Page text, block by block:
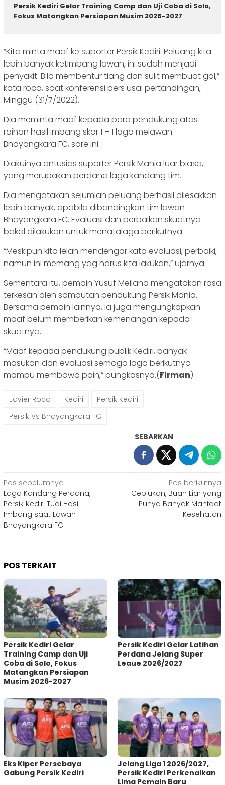
Persik Kediri Gelar Training Camp dan Uji Coba di Solo,
Fokus Matangkan Persiapan Musim 2026-2027
“Kita minta maaf ke suporter Persik Kediri. Peluang kita
lebih banyak ketimbang lawan, ini sudah menjadi
penyakit. Bila membentur tiang dan sulit membuat gol,”
kata roca, saat konferensi pers usai pertandingan,
Minggu (31/7/2022).
Dia meminta maaf kepada para pendukung atas
raihan hasil imbang skor 1 – 1 laga melawan
Bhayangkara FC, sore ini.
Diakuinya antusias suporter Persik Mania luar biasa,
yang merupakan perdana laga kandang tim.
Dia mengatakan sejumlah peluang berhasil dilesakkan
lebih banyak, apabila dibandingkan tim lawan
Bhayangkara FC. Evaluasi dan perbaikan skuatnya
bakal dilakukan untuk menatalaga berikutnya.
“Meskipun kita lelah mendengar kata evaluasi, perbaiki,
namun ini memang yag harus kita lakukan,” ujarnya.
Sementara itu, pemain Yusuf Meilana mengatakan rasa
terkesan oleh sambutan pendukung Persik Mania.
Bersama pemain lainnya, ia juga mengungkapkan
maaf belum memberikan kemenangan kepada
skuatnya.
“Maaf kepada pendukung publik Kediri, banyak
masukan dan evaluasi semoga laga berikutnya
mampu membawa poin,” pungkasnya.(Firman)
Javier Roca Kediri
Persik Kediri
Persik Vs Bhayangkara FC
SEBARKAN
Navigasi
pos
Pos sebelumnya
Laga Kandang Perdana,
Persik Kediri Tuai Hasil
Imbang saat Lawan
Bhayangkara FC
Pos berikutnya
Ceplukan, Buah Liar yang
Punya Banyak Manfaat
Kesehatan
POS TERKAIT
Persik Kediri Gelar
Training Camp dan Uji
Coba di Solo, Fokus
Matangkan Persiapan
Musim 2026-2027
Persik Kediri Gelar Latihan
Perdana Jelang Super
Leaue 2026/2027
Eks Kiper Persebaya
Gabung Persik Kediri
Jelang Liga 1 2026/2027,
Persik Kediri Perkenalkan
Lima Pemain Baru